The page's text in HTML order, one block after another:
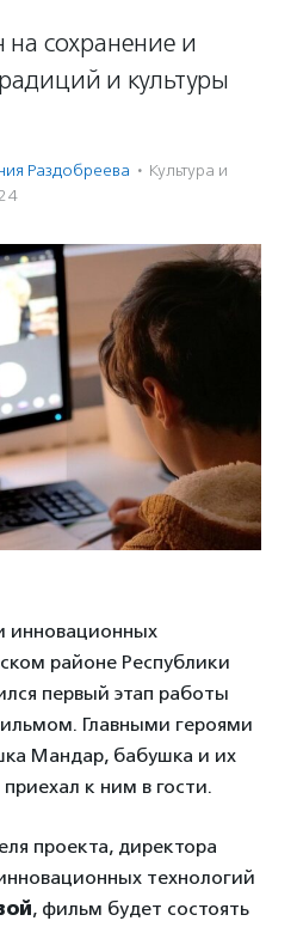
на сохранение и
и культуры
Раздобреева · Культура и
инновационных
районе Республики
первый этап работы
Главными героями
Мандар, бабушка и их
к ним в гости.
проекта, директора
технологий
, фильм будет состоять